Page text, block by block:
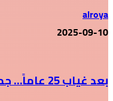
alroya
2025-09-10
بعد غياب 25 عاماً… جمعتنا الصدفة